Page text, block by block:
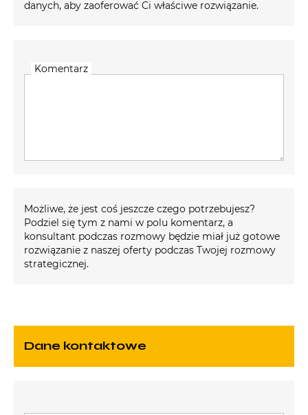
danych, aby zaoferować Ci właściwe rozwiązanie.
Komentarz
Możliwe, że jest coś jeszcze czego potrzebujesz?
Podziel się tym z nami w polu komentarz, a
konsultant podczas rozmowy będzie miał już gotowe
rozwiązanie z naszej oferty podczas Twojej rozmowy
strategicznej.
Dane kontaktowe